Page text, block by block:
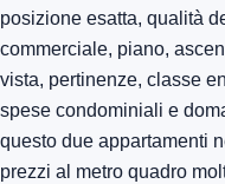
posizione esatta, qualità
commerciale, piano,
vista, pertinenze, classe
spese condominiali e
questo due appartamenti
prezzi al metro quadro